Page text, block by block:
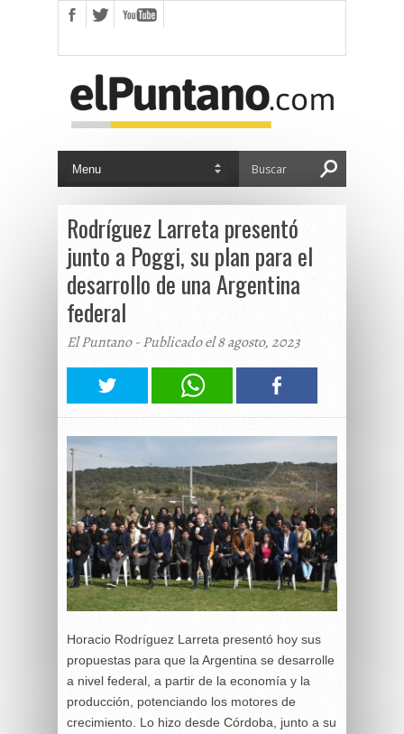
Rodríguez Larreta presentó
junto a Poggi, su plan para el
desarrollo de una Argentina
federal
El Puntano - Publicado el 8 agosto, 2023
Horacio Rodríguez Larreta presentó hoy sus
propuestas para que la Argentina se desarrolle
a nivel federal, a partir de la economía y la
producción, potenciando los motores de
crecimiento. Lo hizo desde Córdoba, junto a su